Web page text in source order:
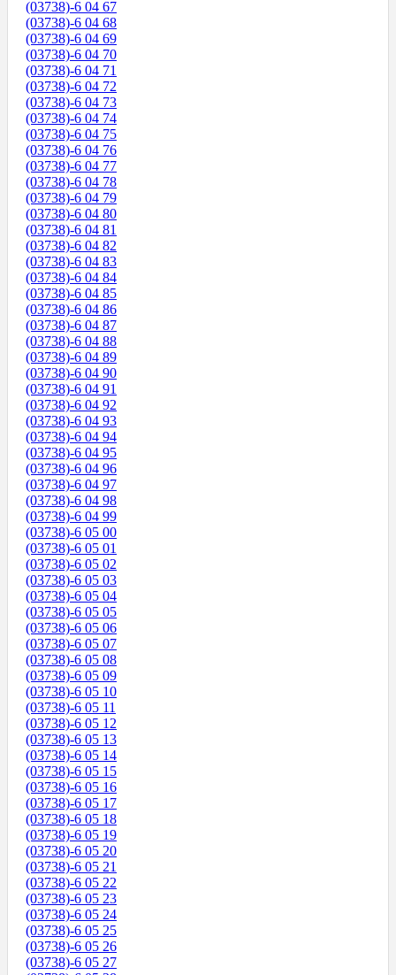
(03738)-6 04 67
(03738)-6 04 68
(03738)-6 04 69
(03738)-6 04 70
(03738)-6 04 71
(03738)-6 04 72
(03738)-6 04 73
(03738)-6 04 74
(03738)-6 04 75
(03738)-6 04 76
(03738)-6 04 77
(03738)-6 04 78
(03738)-6 04 79
(03738)-6 04 80
(03738)-6 04 81
(03738)-6 04 82
(03738)-6 04 83
(03738)-6 04 84
(03738)-6 04 85
(03738)-6 04 86
(03738)-6 04 87
(03738)-6 04 88
(03738)-6 04 89
(03738)-6 04 90
(03738)-6 04 91
(03738)-6 04 92
(03738)-6 04 93
(03738)-6 04 94
(03738)-6 04 95
(03738)-6 04 96
(03738)-6 04 97
(03738)-6 04 98
(03738)-6 04 99
(03738)-6 05 00
(03738)-6 05 01
(03738)-6 05 02
(03738)-6 05 03
(03738)-6 05 04
(03738)-6 05 05
(03738)-6 05 06
(03738)-6 05 07
(03738)-6 05 08
(03738)-6 05 09
(03738)-6 05 10
(03738)-6 05 11
(03738)-6 05 12
(03738)-6 05 13
(03738)-6 05 14
(03738)-6 05 15
(03738)-6 05 16
(03738)-6 05 17
(03738)-6 05 18
(03738)-6 05 19
(03738)-6 05 20
(03738)-6 05 21
(03738)-6 05 22
(03738)-6 05 23
(03738)-6 05 24
(03738)-6 05 25
(03738)-6 05 26
(03738)-6 05 27